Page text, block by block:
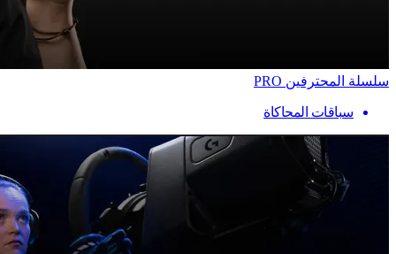
سلسلة المحترفين PRO
سباقات المحاكاة